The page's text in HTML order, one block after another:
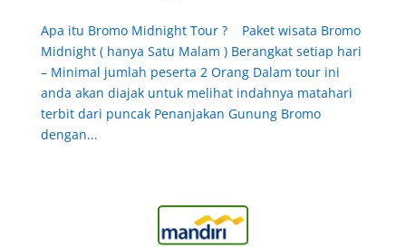
Apa itu Bromo Midnight Tour ? Paket wisata Bromo
Midnight ( hanya Satu Malam ) Berangkat setiap hari
– Minimal jumlah peserta 2 Orang Dalam tour ini
anda akan diajak untuk melihat indahnya matahari
terbit dari puncak Penanjakan Gunung Bromo
dengan...